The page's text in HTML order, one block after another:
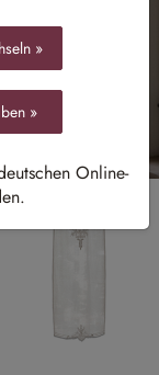
»
»
Online-